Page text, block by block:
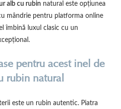
alb cu rubin natural este opțiunea
mândrie pentru platforma online
îmbină luxul clasic cu un
pentru acest inel de
rubin natural
este un rubin autentic. Piatra